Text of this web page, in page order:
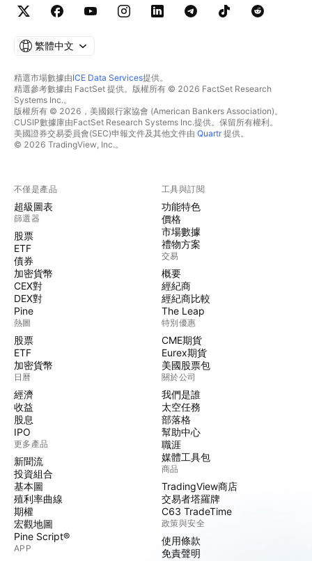
繁體中文
精選市場數據由ICE Data Services提供。
精選參考數據由 FactSet 提供。版權所有 © 2026 FactSet Research
Systems Inc.。
版權所有 © 2026，美國銀行家協會 (American Bankers Association)。
CUSIP數據庫由FactSet Research Systems Inc.提供。保留所有權利。
美國證券交易委員會(SEC)申報文件及其他文件由 Quartr提供。
© 2026 TradingView, Inc.。
不僅是產品
超級圖表
篩選器
股票
ETF
債券
加密貨幣
CEX對
DEX對
Pine
熱圖
股票
ETF
加密貨幣
日曆
經濟
收益
股息
IPO
更多產品
新聞流
投資組合
基本圖
殖利率曲線
期權
宏觀地圖
Pine Script®
APP
工具與訂閱
功能特色
價格
市場數據
禮物方案
交易
概要
經紀商
經紀商比較
The Leap
特別優惠
CME期貨
Eurex期貨
美國股票包
關於公司
我們是誰
太空任務
部落格
幫助中心
職涯
媒體工具包
商品
TradingView商店
交易者塔羅牌
C63 TradeTime
政策與安全
使用條款
免責聲明